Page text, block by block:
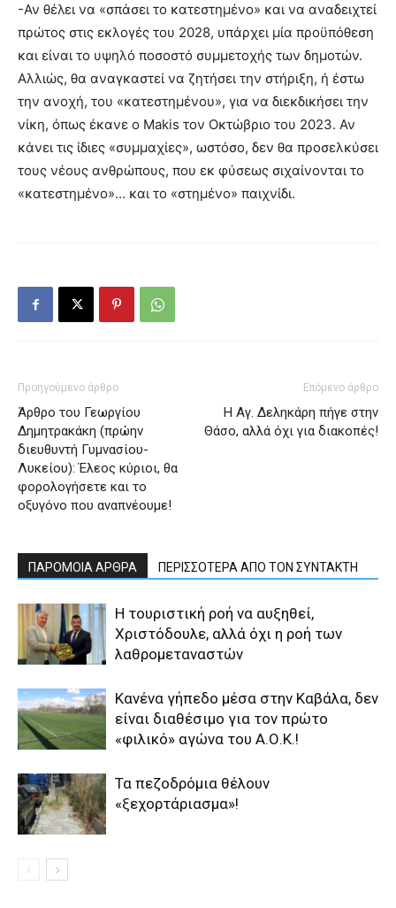
-Αν θέλει να «σπάσει το κατεστημένο» και να αναδειχτεί
πρώτος στις εκλογές του 2028, υπάρχει μία προϋπόθεση
και είναι το υψηλό ποσοστό συμμετοχής των δημοτών.
Αλλιώς, θα αναγκαστεί να ζητήσει την στήριξη, ή έστω
την ανοχή, του «κατεστημένου», για να διεκδικήσει την
νίκη, όπως έκανε ο Makis τον Οκτώβριο του 2023. Αν
κάνει τις ίδιες «συμμαχίες», ωστόσο, δεν θα προσελκύσει
τους νέους ανθρώπους, που εκ φύσεως σιχαίνονται το
«κατεστημένο»… και το «στημένο» παιχνίδι.
Προηγούμενο άρθρο
Άρθρο του Γεωργίου
Δημητρακάκη (πρώην
διευθυντή Γυμνασίου-
Λυκείου): Έλεος κύριοι, θα
φορολογήσετε και το
οξυγόνο που αναπνέουμε!
Επόμενο άρθρο
Η Αγ. Δεληκάρη πήγε στην
Θάσο, αλλά όχι για διακοπές!
ΠΑΡΟΜΟΙΑ ΑΡΘΡΑ ΠΕΡΙΣΣΟΤΕΡΑ ΑΠΟ ΤΟΝ ΣΥΝΤΑΚΤΗ
Η τουριστική ροή να αυξηθεί,
Χριστόδουλε, αλλά όχι η ροή των
λαθρομεταναστών
Κανένα γήπεδο μέσα στην Καβάλα, δεν
είναι διαθέσιμο για τον πρώτο
«φιλικό» αγώνα του Α.Ο.Κ.!
Τα πεζοδρόμια θέλουν
«ξεχορτάριασμα»!